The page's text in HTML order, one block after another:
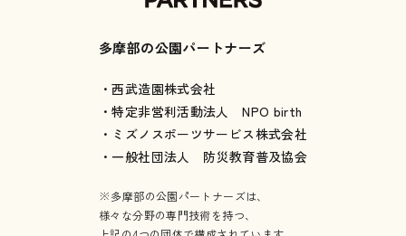
多摩部の公園パートナーズ
・西武造園株式会社
・特定非営利活動法人 NPO birth
・ミズノスポーツサービス株式会社
・一般社団法人 防災教育普及協会
※多摩部の公園パートナーズは、
様々な分野の専門技術を持つ、